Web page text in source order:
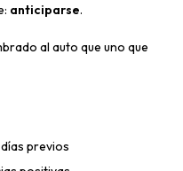
anticiparse.
al auto que uno que
previos